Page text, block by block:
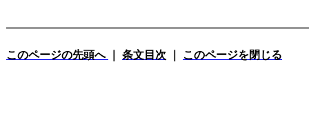
このページの先頭へ 条文目次 このページを閉じる